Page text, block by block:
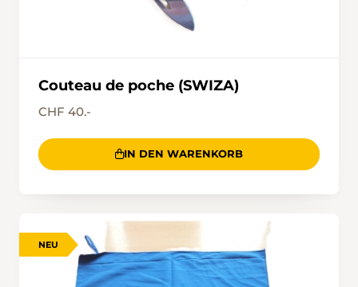
Couteau de poche (SWIZA)
CHF 40.-
IN DEN WARENKORB
NEU